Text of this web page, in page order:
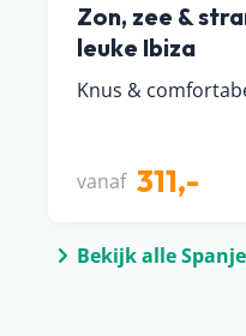
Zon, zee &
leuke Ibiza
Knus &
vanaf 311,-
Bekijk alle